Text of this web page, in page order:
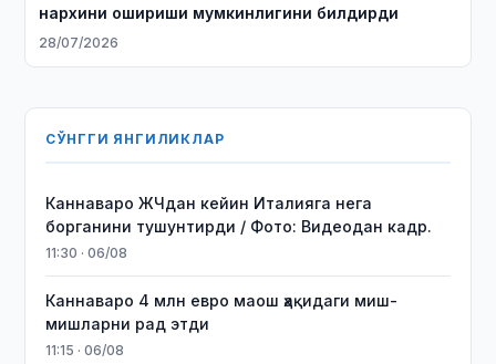
нархини ошириши мумкинлигини билдирди
28/07/2026
СЎНГГИ ЯНГИЛИКЛАР
Каннаваро ЖЧдан кейин Италияга нега
борганини тушунтирди / Фото: Видеодан кадр.
11:30 · 06/08
Каннаваро 4 млн евро маош ҳақидаги миш-
мишларни рад этди
11:15 · 06/08